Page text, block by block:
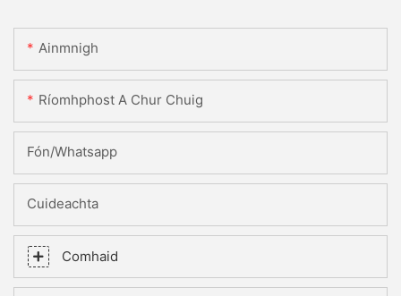
Ainmnigh
Ríomhphost A Chur Chuig
Fón/whatsapp
Cuideachta
Comhaid